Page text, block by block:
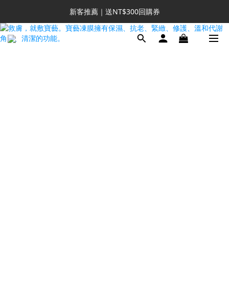
新客推薦｜送NT$300回購券
新客推薦｜送NT$300回購券
升VIP首推｜買4送6起